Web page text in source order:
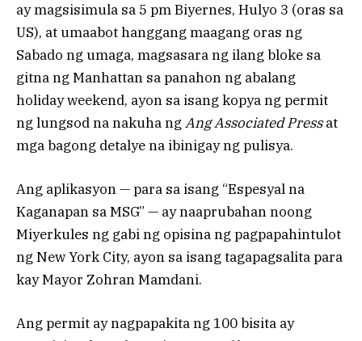
ay magsisimula sa 5 pm Biyernes, Hulyo 3 (oras sa
US), at umaabot hanggang maagang oras ng
Sabado ng umaga, magsasara ng ilang bloke sa
gitna ng Manhattan sa panahon ng abalang
holiday weekend, ayon sa isang kopya ng permit
ng lungsod na nakuha ng Ang Associated Pressat
mga bagong detalye na ibinigay ng pulisya.
Ang aplikasyon — para sa isang “Espesyal na
Kaganapan sa MSG” — ay naaprubahan noong
Miyerkules ng gabi ng opisina ng pagpapahintulot
ng New York City, ayon sa isang tagapagsalita para
kay Mayor Zohran Mamdani.
Ang permit ay nagpapakita ng 100 bisita ay